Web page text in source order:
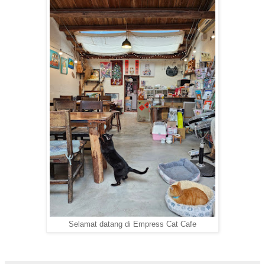
Selamat datang di Empress Cat Cafe